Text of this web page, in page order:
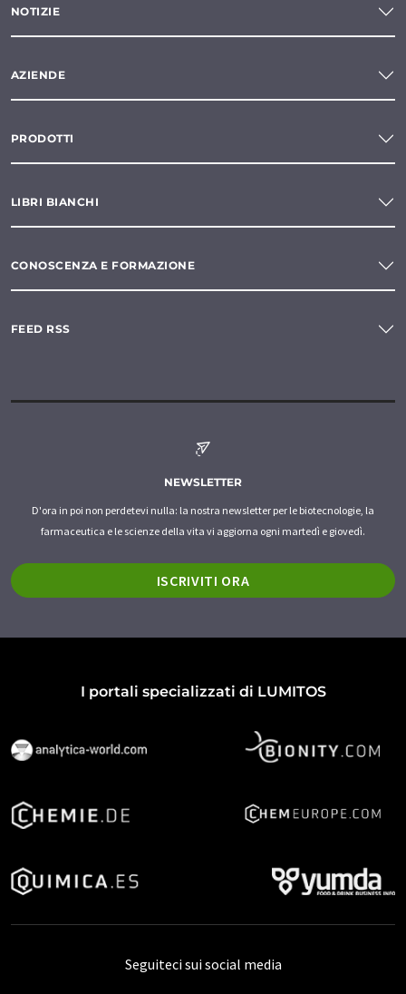
NOTIZIE
AZIENDE
PRODOTTI
LIBRI BIANCHI
CONOSCENZA E FORMAZIONE
FEED RSS
NEWSLETTER
D'ora in poi non perdetevi nulla: la nostra newsletter per le biotecnologie, la
farmaceutica e le scienze della vita vi aggiorna ogni martedì e giovedì.
ISCRIVITI ORA
I portali specializzati di LUMITOS
Seguiteci sui social media